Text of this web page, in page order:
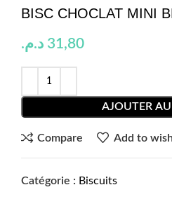
BISC CHOCLAT MINI
31,80 د.م.
AJOUTER
Compare Add to
Catégorie : Biscuits